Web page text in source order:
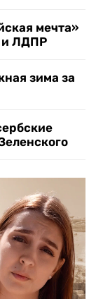
мечта»
и ЛДПР
зима за